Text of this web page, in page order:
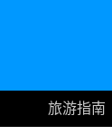
旅游指南